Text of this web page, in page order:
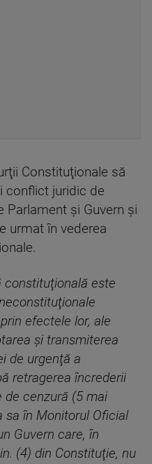
Constituţionale să
conflict juridic de
Parlament şi Guvern şi
urmat în vederea
constituţională este
efectele lor, ale
şi transmiterea
de urgenţă a
retragerea încrederii
de cenzură (5 mai
sa în Monitorul Oficial
Guvern care, în
(4) din Constituţie, nu